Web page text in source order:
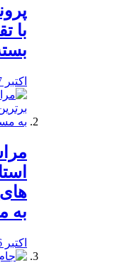
با
اکتبر 17, 2019
به
اکتبر 16, 2019